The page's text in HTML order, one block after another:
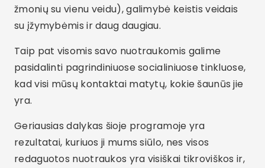
žmonių su vienu veidu), galimybė keistis veidais
su įžymybėmis ir daug daugiau.
Taip pat visomis savo nuotraukomis galime
pasidalinti pagrindiniuose socialiniuose tinkluose,
kad visi mūsų kontaktai matytų, kokie šaunūs jie
yra.
Geriausias dalykas šioje programoje yra
rezultatai, kuriuos ji mums siūlo, nes visos
redaguotos nuotraukos yra visiškai tikroviškos ir,